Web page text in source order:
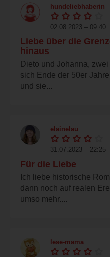
hundeliebhaberin
02.08.2023 – 09:40
Liebe über die
hinaus
Dieto und Johanna,
sich Ende der 50er
und sie...
elainelau
31.07.2023 – 22:25
Für die Liebe
Ich liebe historische
dann noch auf realen
umso mehr....
lese-mama